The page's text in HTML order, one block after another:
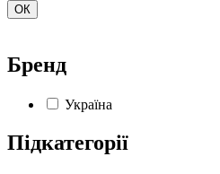
ОК
Бренд
Україна
Підкатегорії